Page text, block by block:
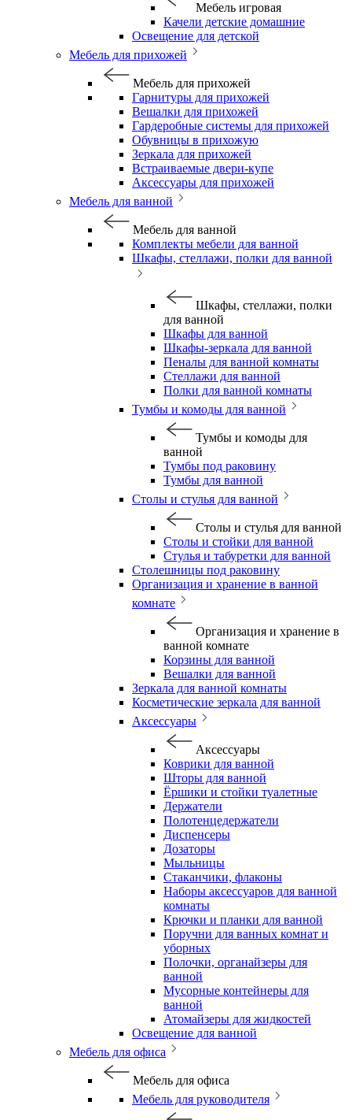
Мебель игровая
Качели детские домашние
Освещение для детской
Мебель для прихожей
Мебель для прихожей
Гарнитуры для прихожей
Вешалки для прихожей
Гардеробные системы для прихожей
Обувницы в прихожую
Зеркала для прихожей
Встраиваемые двери-купе
Аксессуары для прихожей
Мебель для ванной
Мебель для ванной
Комплекты мебели для ванной
Шкафы, стеллажи, полки для ванной
Шкафы, стеллажи, полки
для ванной
Шкафы для ванной
Шкафы-зеркала для ванной
Пеналы для ванной комнаты
Стеллажи для ванной
Полки для ванной комнаты
Тумбы и комоды для ванной
Тумбы и комоды для
ванной
Тумбы под раковину
Тумбы для ванной
Столы и стулья для ванной
Столы и стулья для ванной
Столы и стойки для ванной
Стулья и табуретки для ванной
Столешницы под раковину
Организация и хранение в ванной
комнате
Организация и хранение в
ванной комнате
Корзины для ванной
Вешалки для ванной
Зеркала для ванной комнаты
Косметические зеркала для ванной
Аксессуары
Аксессуары
Коврики для ванной
Шторы для ванной
Ёршики и стойки туалетные
Держатели
Полотенцедержатели
Диспенсеры
Дозаторы
Мыльницы
Стаканчики, флаконы
Наборы аксессуаров для ванной
комнаты
Крючки и планки для ванной
Поручни для ванных комнат и
уборных
Полочки, органайзеры для
ванной
Мусорные контейнеры для
ванной
Атомайзеры для жидкостей
Освещение для ванной
Мебель для офиса
Мебель для офиса
Мебель для руководителя